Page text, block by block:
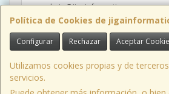
Política de Cookies de
Configurar Rechazar Aceptar
Utilizamos cookies propias y de
servicios.
admin@jigainformatica.com
Horario
10:00 a 14:00 y de 17:00 a 20:00